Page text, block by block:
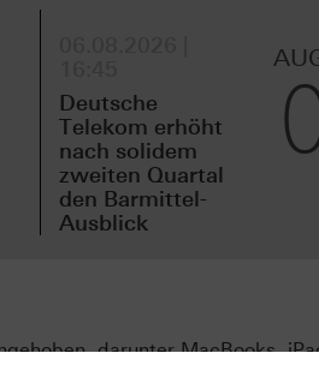
Deutsche
Telekom erhöht
nach solidem
zweiten Quartal
den Barmittel-
Ausblick
darunter MacBooks,